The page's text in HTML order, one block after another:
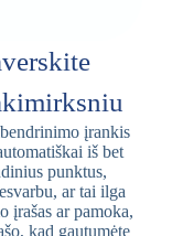
įrankis
iš bet
punktus,
ar tai ilga
įrašas ar pamoka,
kad gautumėte